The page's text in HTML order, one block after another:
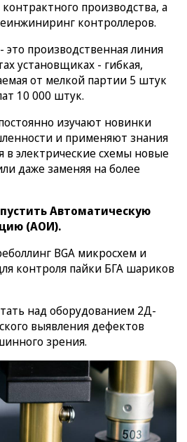
производства, а
контроллеров.
производственная линия
установщиках - гибкая,
от мелкой партии 5 штук
10 000 штук.
изучают новинки
и применяют знания
в электрические схемы новые
даже заменяя на более
Автоматическую
(АОИ).
BGA микросхем и
контроля пайки БГА шариков
над оборудованием 2Д-
выявления дефектов
зрения.